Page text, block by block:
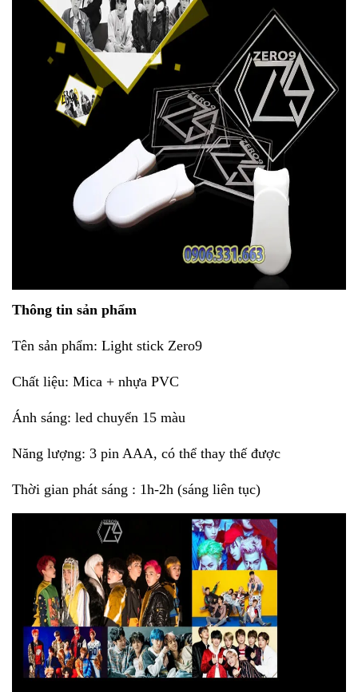
Thông tin sản phẩm
Tên sản phẩm: Light stick Zero9
Chất liệu: Mica + nhựa PVC
Ánh sáng: led chuyển 15 màu
Năng lượng: 3 pin AAA, có thể thay thế được
Thời gian phát sáng : 1h-2h (sáng liên tục)